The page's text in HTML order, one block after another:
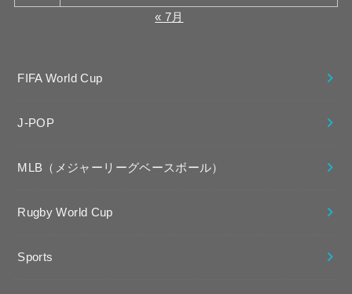
« 7月
FIFA World Cup
J-POP
MLB（メジャーリーグベースボール）
Rugby World Cup
Sports